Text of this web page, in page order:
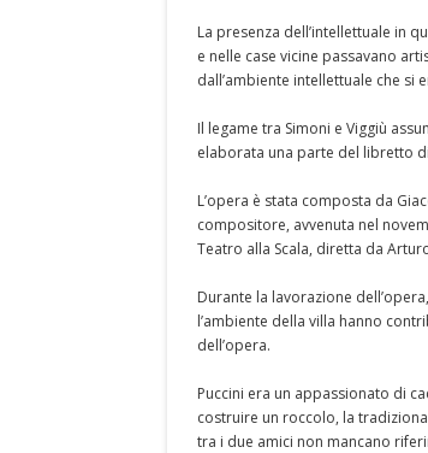
La presenza dell’intellettuale in
e nelle case vicine passavano
dall’ambiente intellettuale che si
Il legame tra Simoni e Viggiù
elaborata una parte del libretto
L’opera è stata composta da
compositore, avvenuta nel
Teatro alla Scala, diretta da
Durante la lavorazione
l’ambiente della villa hanno
dell’opera.
Puccini era un appassionato di
costruire un roccolo, la
tra i due amici non mancano